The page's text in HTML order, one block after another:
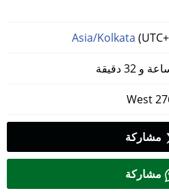
Asia/Kolkata
مشاركة
مشاركة